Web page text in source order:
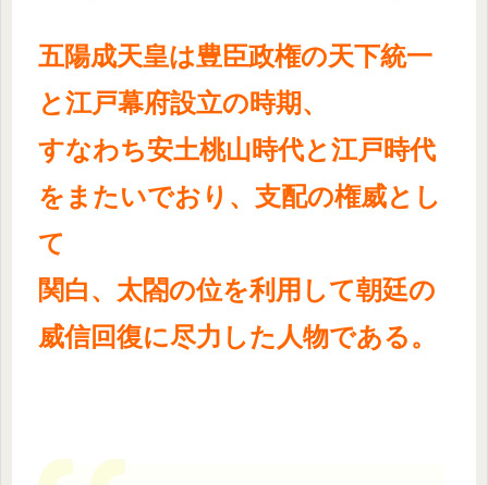
五陽成天皇は豊臣政権の天下統一
と江戸幕府設立の時期、
すなわち安土桃山時代と江戸時代
をまたいでおり、支配の権威とし
て
関白、 太閤の位を利用して朝廷の
威信回復に尽力した人物である。